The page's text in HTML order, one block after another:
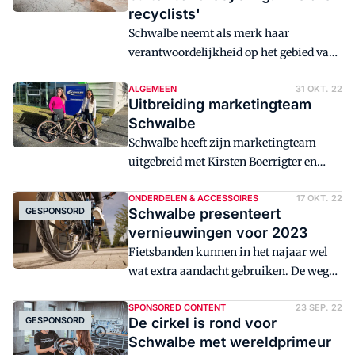
belangrijk.
recyclists'
Schwalbe neemt als merk haar
verantwoordelijkheid op het gebied van
maatschappelijke projecten, is
Schwalbe tot nu toe de enige
fietsbandenfabrikant ter wereld die zijn
gebruikte binnen- en buitenbanden
terugneemt om de secundaire
de productie van nieuwe banden. Het
binnenbandenrecyclingproces reduceert
de CO2-uitstoot met ongeveer 80 procent
ten opzichte van de vroegere
verbrandingsmethode. Hoe werkt het
recyclingsysteem?
ALGEMEEN 31 OKT. 22
Uitbreiding marketingteam
Schwalbe
Schwalbe heeft zijn marketingteam
uitgebreid met Kirsten Boerrigter en
verantwoordelijk zijn voor de contacten
met mediapartners, ambassadeurs en
dealers in de Benelux.
GESPONSORD
ONDERDELEN & ACCESSOIRES 17 OKT. 22
Schwalbe presenteert
vernieuwingen voor 2023
Fietsbanden kunnen in het najaar wel
wat extra aandacht gebruiken. De wegen
sneeuw of ijzel. De juiste banden
kunnen het verschil maken en zorgen
voor een veiligere, prettigere en
GESPONSORD
SPONSORED CONTENT 23 SEP. 22
De cirkel is rond voor
Schwalbe met wereldprimeur